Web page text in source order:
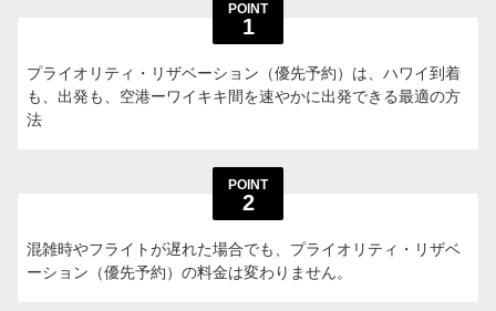
POINT
1
プライオリティ・リザベーション（優先予約）は、ハワイ到着
も、出発も、空港ーワイキキ間を速やかに出発できる最適の方
法
POINT
2
混雑時やフライトが遅れた場合でも、プライオリティ・リザベ
ーション（優先予約）の料金は変わりません。